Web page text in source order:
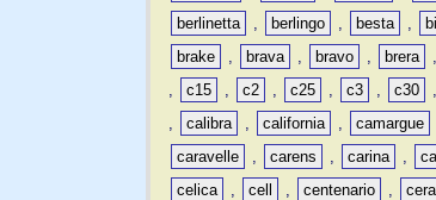
berlinetta
, berlingo , besta ,
brake
, brava , bravo , brera ,
,
c15 , c2 , c25 , c3 , c30 ,
,
calibra , california , camargue
caravelle
, carens , carina ,
celica
, cell , centenario ,